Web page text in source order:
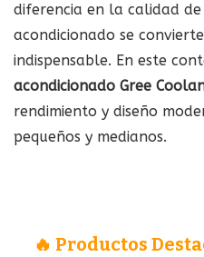
diferencia en la calidad
acondicionado se
indispensable. En este
acondicionado Gree
rendimiento y diseño
pequeños y medianos.
🔥 Productos